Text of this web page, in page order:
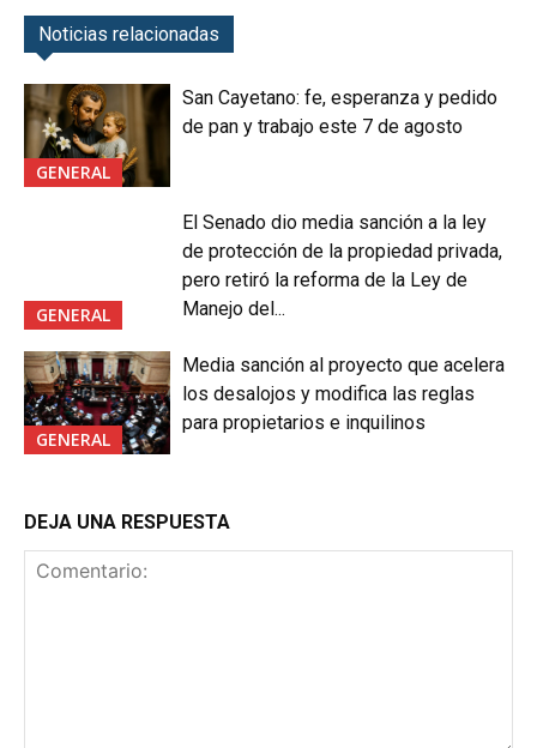
Noticias relacionadas
GENERAL
San Cayetano: fe, esperanza y pedido
de pan y trabajo este 7 de agosto
GENERAL
El Senado dio media sanción a la ley
de protección de la propiedad privada,
pero retiró la reforma de la Ley de
Manejo del...
GENERAL
Media sanción al proyecto que acelera
los desalojos y modifica las reglas
para propietarios e inquilinos
DEJA UNA RESPUESTA